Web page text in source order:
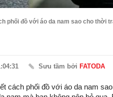
phối đồ với áo da nam sao cho thời
Sưu tầm bởi FATODA
cách phối đồ với áo da nam